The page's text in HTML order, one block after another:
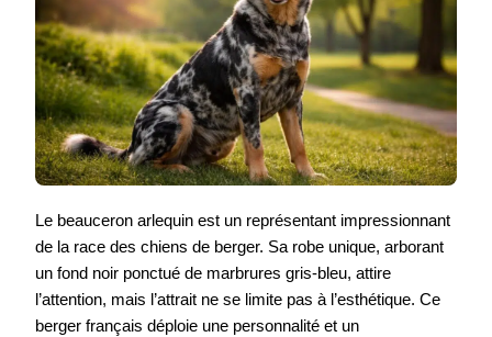
Le beauceron arlequin est un représentant impressionnant
de la race des chiens de berger. Sa robe unique, arborant
un fond noir ponctué de marbrures gris-bleu, attire
l’attention, mais l’attrait ne se limite pas à l’esthétique. Ce
berger français déploie une personnalité et un